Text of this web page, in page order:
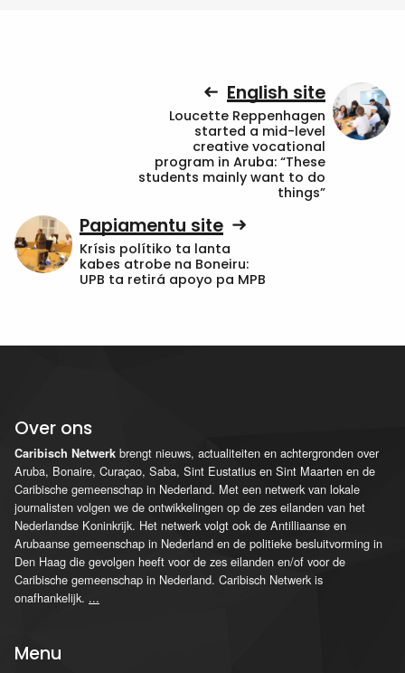
English site
Loucette Reppenhagen
started a mid-level
creative vocational
program in Aruba: “These
students mainly want to do
things”
Papiamentu site
Krísis polítiko ta lanta
kabes atrobe na Boneiru:
UPB ta retirá apoyo pa MPB
Over ons
Caribisch Netwerk brengt nieuws, actualiteiten en achtergronden over
Aruba, Bonaire, Curaçao, Saba, Sint Eustatius en Sint Maarten en de
Caribische gemeenschap in Nederland. Met een netwerk van lokale
journalisten volgen we de ontwikkelingen op de zes eilanden van het
Nederlandse Koninkrijk. Het netwerk volgt ook de Antilliaanse en
Arubaanse gemeenschap in Nederland en de politieke besluitvorming in
Den Haag die gevolgen heeft voor de zes eilanden en/of voor de
Caribische gemeenschap in Nederland. Caribisch Netwerk is
onafhankelijk. ...
Menu